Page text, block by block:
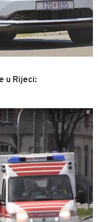
u Rijeci:
0